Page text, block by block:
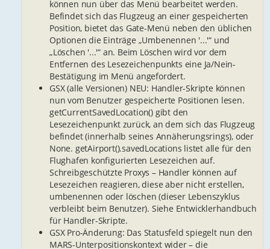
können nun über das Menü bearbeitet werden.
Befindet sich das Flugzeug an einer gespeicherten
Position, bietet das Gate-Menü neben den üblichen
Optionen die Einträge „Umbenennen '...'“ und
„Löschen '...'“ an. Beim Löschen wird vor dem
Entfernen des Lesezeichenpunkts eine Ja/Nein-
Bestätigung im Menü angefordert.
GSX (alle Versionen) NEU: Handler-Skripte können
nun vom Benutzer gespeicherte Positionen lesen.
getCurrentSavedLocation() gibt den
Lesezeichenpunkt zurück, an dem sich das Flugzeug
befindet (innerhalb seines Annäherungsrings), oder
None. getAirport().savedLocations listet alle für den
Flughafen konfigurierten Lesezeichen auf.
Schreibgeschützte Proxys – Handler können auf
Lesezeichen reagieren, diese aber nicht erstellen,
umbenennen oder löschen (dieser Lebenszyklus
verbleibt beim Benutzer). Siehe Entwicklerhandbuch
für Handler-Skripte.
GSX Pro-Änderung: Das Statusfeld spiegelt nun den
MARS-Unterpositionskontext wider – die